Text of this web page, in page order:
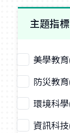
主題指標
美學教
防災教
環境科
資訊科